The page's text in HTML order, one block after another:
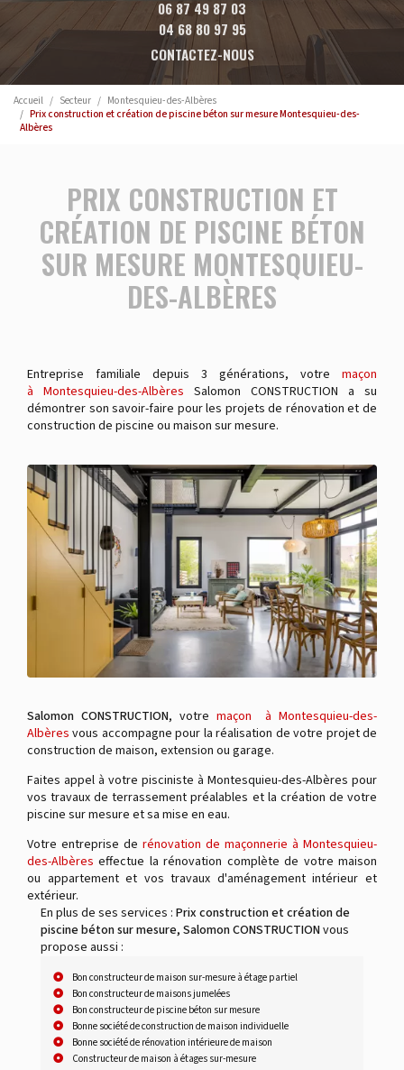
06 87 49 87 03
04 68 80 97 95
CONTACTEZ-NOUS
Accueil Secteur
Montesquieu-des-Albères
Prix construction et création de piscine béton sur mesure Montesquieu-des-
Albères
PRIX CONSTRUCTION ET
CRÉATION DE PISCINE BÉTON
SUR MESURE MONTESQUIEU-
DES-ALBÈRES
Entreprise familiale depuis 3 générations, votre maçon
à Montesquieu-des-Albères Salomon CONSTRUCTION a su
démontrer son savoir-faire pour les projets de rénovation et de
construction de piscine ou maison sur mesure.
Salomon CONSTRUCTION, votre maçon à Montesquieu-des-
Albères vous accompagne pour la réalisation de votre projet de
construction de maison, extension ou garage.
Faites appel à votre pisciniste à Montesquieu-des-Albères pour
vos travaux de terrassement préalables et la création de votre
piscine sur mesure et sa mise en eau.
Votre entreprise de rénovation de maçonnerie à Montesquieu-
des-Albères effectue la rénovation complète de votre maison
ou appartement et vos travaux d'aménagement intérieur et
extérieur.
En plus de ses services : Prix construction et création de
piscine béton sur mesure, Salomon CONSTRUCTIONvous
propose aussi :
Bon constructeur de maison sur-mesure à étage partiel
Bon constructeur de maisons jumelées
Bon constructeur de piscine béton sur mesure
Bonne société de construction de maison individuelle
Bonne société de rénovation intérieure de maison
Constructeur de maison à étages sur-mesure